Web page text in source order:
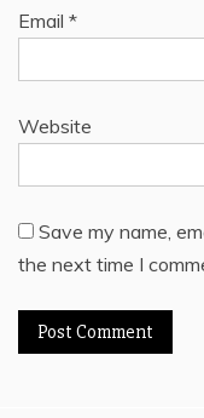
Email *
Website
Save my name,
the next time I